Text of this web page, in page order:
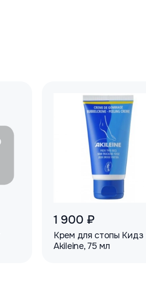
1 900 ₽
Крем для стопы Кидз
Akileine, 75 мл